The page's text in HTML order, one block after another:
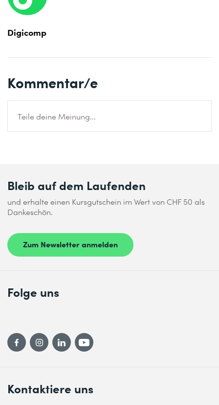
Digicomp
Kommentar/e
Teile deine Meinung...
Bleib auf dem Laufenden
und erhalte einen Kursgutschein im Wert von CHF 50 als
Dankeschön.
Zum Newsletter anmelden
Kontaktiere uns
Folge uns